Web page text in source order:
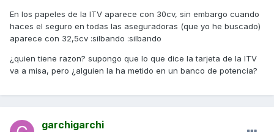
En los papeles de la ITV aparece con 30cv, sin embargo cuando
haces el seguro en todas las aseguradoras (que yo he buscado)
aparece con 32,5cv :silbando :silbando
¿quien tiene razon? supongo que lo que dice la tarjeta de la ITV
va a misa, pero ¿alguien la ha metido en un banco de potencia?
garchigarchi